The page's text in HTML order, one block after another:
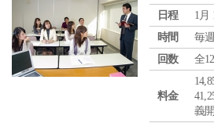
日程
1月
時間
毎
回数
全
料金
義